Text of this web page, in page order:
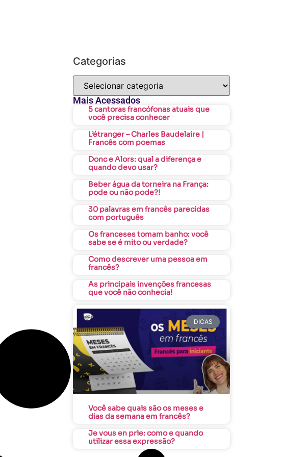
Categorias
Mais Acessados
5 cantoras francófonas atuais que
você precisa conhecer
L’étranger – Charles Baudelaire |
Francês com poemas
Donc e Alors: qual a diferença e
quando devo usar?
Beber água da torneira na França:
pode ou não pode?!
30 palavras em francês parecidas
com português
Os franceses tomam banho: você
sabe se é mito ou verdade?
Como descrever uma pessoa em
francês?
As principais invenções francesas
que você não conhecia!
DICAS
Você sabe quais são os meses e
dias da semana em francês?
Je vous en prie: como e quando
utilizar essa expressão?